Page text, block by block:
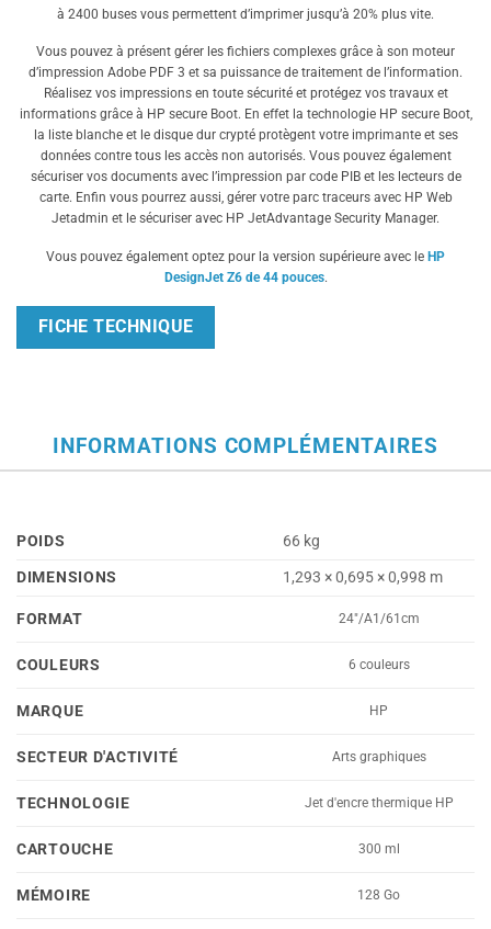
à 2400 buses vous permettent d’imprimer jusqu’à 20% plus vite.
Vous pouvez à présent gérer les fichiers complexes grâce à son moteur
d’impression Adobe PDF 3 et sa puissance de traitement de l’information.
Réalisez vos impressions en toute sécurité et protégez vos travaux et
informations grâce à HP secure Boot. En effet la technologie HP secure Boot,
la liste blanche et le disque dur crypté protègent votre imprimante et ses
données contre tous les accès non autorisés. Vous pouvez également
sécuriser vos documents avec l’impression par code PIB et les lecteurs de
carte. Enfin vous pourrez aussi, gérer votre parc traceurs avec HP Web
Jetadmin et le sécuriser avec HP JetAdvantage Security Manager.
Vous pouvez également optez pour la version supérieure avec le HP
DesignJet Z6 de 44 pouces.
FICHE TECHNIQUE
INFORMATIONS COMPLÉMENTAIRES
POIDS
66 kg
DIMENSIONS
1,293 × 0,695 × 0,998 m
FORMAT 24"/A1/61cm
COULEURS 6 couleurs
MARQUE HP
SECTEUR D'ACTIVITÉ Arts graphiques
TECHNOLOGIE Jet d'encre thermique HP
CARTOUCHE 300 ml
MÉMOIRE 128 Go